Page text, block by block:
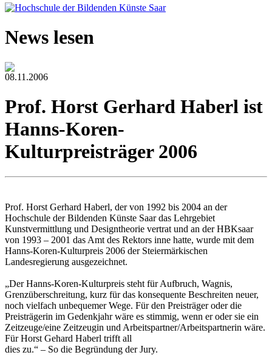
News lesen
08.11.2006
Prof. Horst Gerhard Haberl ist
Hanns-Koren-
Kulturpreisträger 2006
Prof. Horst Gerhard Haberl, der von 1992 bis 2004 an der
Hochschule der Bildenden Künste Saar das Lehrgebiet
Kunstvermittlung und Designtheorie vertrat und an der HBKsaar
von 1993 – 2001 das Amt des Rektors inne hatte, wurde mit dem
Hanns-Koren-Kulturpreis 2006 der Steiermärkischen
Landesregierung ausgezeichnet.
„Der Hanns-Koren-Kulturpreis steht für Aufbruch, Wagnis,
Grenzüberschreitung, kurz für das konsequente Beschreiten neuer,
noch vielfach unbequemer Wege. Für den Preisträger oder die
Preisträgerin im Gedenkjahr wäre es stimmig, wenn er oder sie ein
Zeitzeuge/eine Zeitzeugin und Arbeitspartner/Arbeitspartnerin wäre.
Für Horst Gehard Haberl trifft all
dies zu.“ – So die Begründung der Jury.